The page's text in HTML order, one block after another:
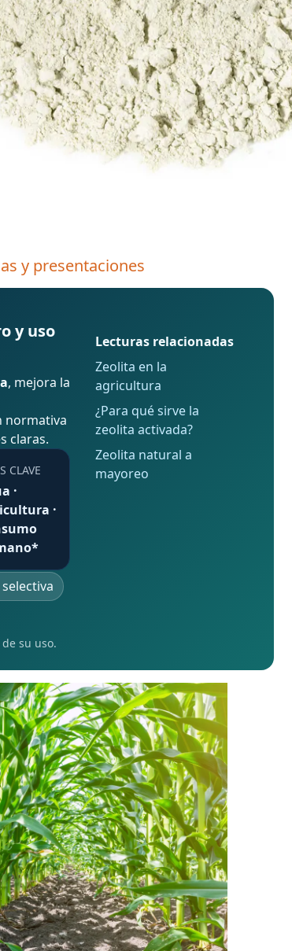
y presentaciones
y uso
, mejora la
normativa
claras.
CLAVE
·
·
su uso.
Lecturas relacionadas
Zeolita en la
agricultura
¿Para qué sirve la
zeolita activada?
Zeolita natural a
mayoreo